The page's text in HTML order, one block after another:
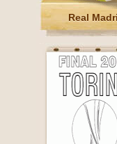
Real